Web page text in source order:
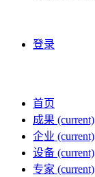
登录
首页
成果 (current)
企业 (current)
设备 (current)
专家 (current)